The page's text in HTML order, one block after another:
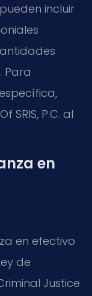
incluir
Para
SRIS, P.C. al
en
en efectivo
de
Justice